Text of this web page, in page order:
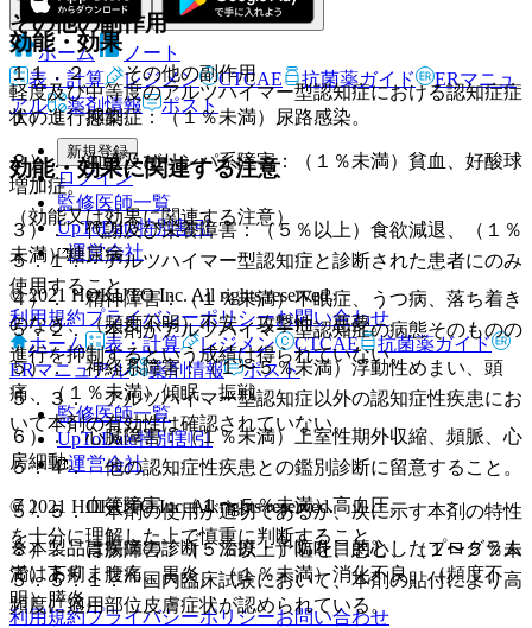
その他の副作用
１１．２． その他の副作用
１）． 感染症：（１％未満）尿路感染。
２）． 血液及びリンパ系障害：（１％未満）貧血、好酸球
増加症。
３）． 代謝及び栄養障害：（５％以上）食欲減退、（１％
未満）糖尿病。
４）． 精神障害：（１％未満）不眠症、うつ病、落ち着き
のなさ、（頻度不明）不安、攻撃性、悪夢。
５）． 神経系障害：（１〜５％未満）浮動性めまい、頭
痛、（１％未満）傾眠、振戦。
６）． 心臓障害：（１％未満）上室性期外収縮、頻脈、心
房細動。
７）． 血管障害：（１〜５％未満）高血圧。
８）． 胃腸障害：（５％以上）嘔吐、悪心、（１〜５％未
満）下痢、腹痛、胃炎、（１％未満）消化不良、（頻度不
明）膵炎。
効能・効果
軽度及び中等度のアルツハイマー型認知症における認知症症
状の進行抑制。
効能・効果に関連する注意
（効能又は効果に関連する注意）
５．１． アルツハイマー型認知症と診断された患者にのみ
使用すること。
５．２． 本剤がアルツハイマー型認知症の病態そのものの
進行を抑制するという成績は得られていない。
５．３． アルツハイマー型認知症以外の認知症性疾患にお
いて本剤の有効性は確認されていない。
５．４． 他の認知症性疾患との鑑別診断に留意すること。
５．５． 本剤の使用が適切であるか、次に示す本剤の特性
を十分に理解した上で慎重に判断すること。
５．５．１． 国内臨床試験において、本剤の貼付により高
頻度に適用部位皮膚症状が認められている。
ホーム
ノート
表・計算
レジメン CTCAE 抗菌薬ガイド
ERマニュ
アル
薬剤情報 ポスト
新規登録
ログイン
監修医師一覧
UpToDate特別割引
運営会社
© 2021 HOKUTO Inc. All rights reserved.
利用規約プライバシーポリシーお問い合わせ
ホーム
表・計算 レジメン CTCAE
抗菌薬ガイド
ERマニュアル
薬剤情報 ポスト
監修医師一覧
UpToDate特別割引
運営会社
© 2021 HOKUTO Inc. All rights reserved.
※本製品は疾病の診断・治療・予防を目的としたプログラム
ではありません。
利用規約プライバシーポリシーお問い合わせ